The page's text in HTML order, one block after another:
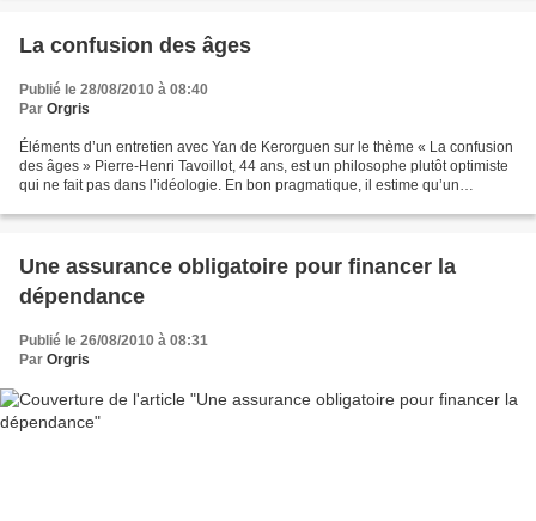
La confusion des âges
Publié le 28/08/2010 à 08:40
Par Orgris
Éléments d’un entretien avec Yan de Kerorguen sur le thème « La confusion
des âges » Pierre-Henri Tavoillot, 44 ans, est un philosophe plutôt optimiste
qui ne fait pas dans l’idéologie. En bon pragmatique, il estime qu’un
Une assurance obligatoire pour financer la
dépendance
Publié le 26/08/2010 à 08:31
Par Orgris